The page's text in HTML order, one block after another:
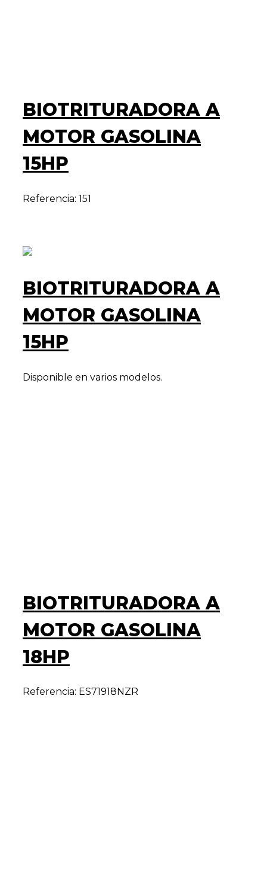
BIOTRITURADORA A
MOTOR GASOLINA
15HP
Referencia: 151
BIOTRITURADORA A
MOTOR GASOLINA
15HP
Disponible en varios modelos.
BIOTRITURADORA A
MOTOR GASOLINA
18HP
Referencia: ES71918NZR